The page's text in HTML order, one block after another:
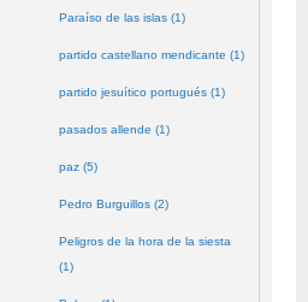
Paraíso de las islas (1)
partido castellano mendicante (1)
partido jesuítico portugués (1)
pasados allende (1)
paz (5)
Pedro Burguillos (2)
Peligros de la hora de la siesta
(1)